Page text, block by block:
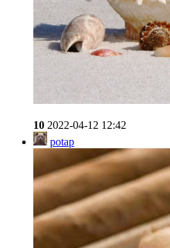
10 2022-04-12 12:42
potap